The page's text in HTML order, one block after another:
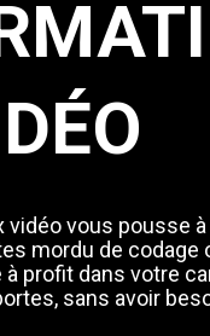
vous pousse
mordu de
profit dans votre
sans avoir